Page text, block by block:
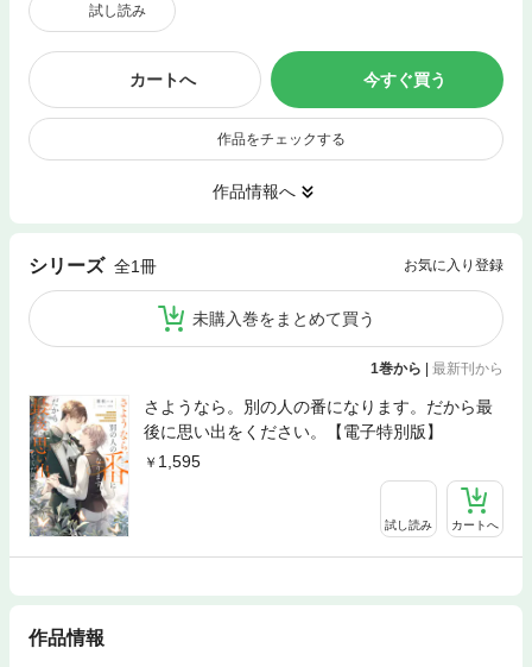
試し読み
カートへ 今すぐ買う
作品をチェックする
作品情報へ
シリーズ 全1冊 お気に入り登録
未購入巻をまとめて買う
1巻から | 最新刊から
さようなら。別の人の番になります。だから最
後に思い出をください。【電子特別版】
1,595
試し読み カートへ
作品情報